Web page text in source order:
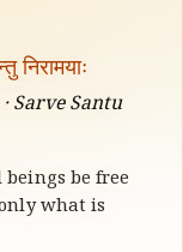
निरामयाः
Sarve Santu
be free
what is